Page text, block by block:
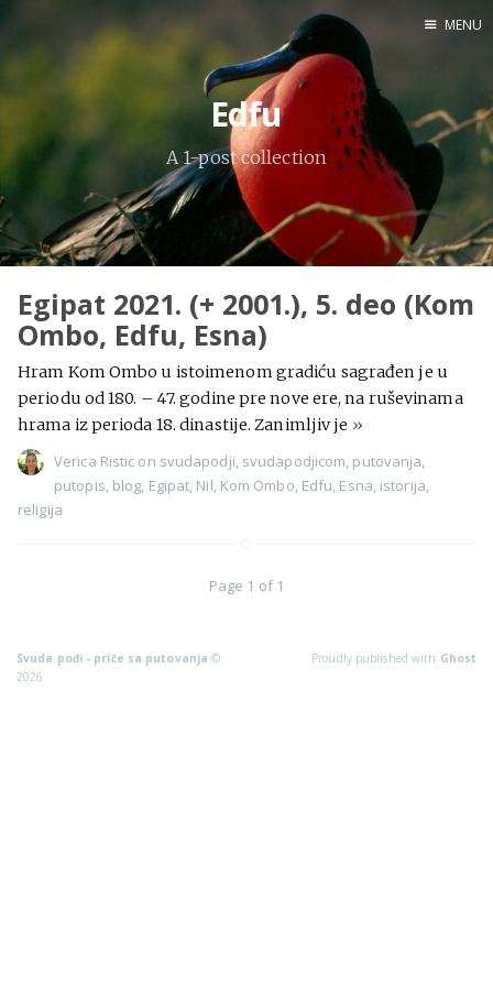
X
Instagram
YouTube
MENU
Edfu
A 1-post collection
Egipat 2021. (+ 2001.), 5. deo (Kom
Ombo, Edfu, Esna)
Hram Kom Ombo u istoimenom gradiću sagrađen je u
periodu od 180. – 47. godine pre nove ere, na ruševinama
hrama iz perioda 18. dinastije. Zanimljiv je »
Verica Ristic on svudapodji svudapodjicom putovanja
putopis blog Egipat Nil Kom Ombo Edfu Esna istorija
religija
Page 1 of 1
Svuda pođi - priče sa putovanja ©
2026
Proudly published with Ghost